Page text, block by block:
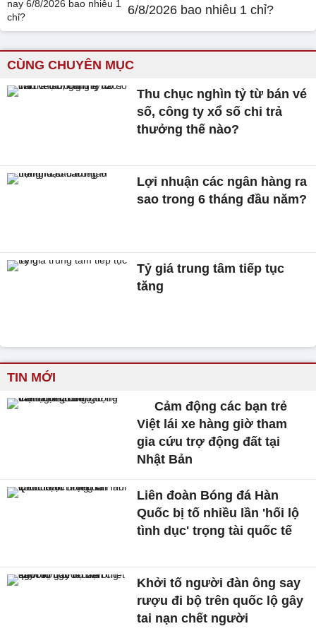
6/8/2026 bao nhiêu 1 chỉ?
CÙNG CHUYÊN MỤC
Thu chục nghìn tỷ từ bán vé
số, công ty xổ số chi trả
thưởng thế nào?
Lợi nhuận các ngân hàng ra
sao trong 6 tháng đầu năm?
Tỷ giá trung tâm tiếp tục
tăng
TIN MỚI
Cảm động các bạn trẻ
Việt lái xe hàng giờ tham
gia cứu trợ động đất tại
Nhật Bản
Liên đoàn Bóng đá Hàn
Quốc bị tố nhiều lần 'hối lộ
tình dục' trọng tài quốc tế
Khởi tố người đàn ông say
rượu đi bộ trên quốc lộ gây
tai nạn chết người